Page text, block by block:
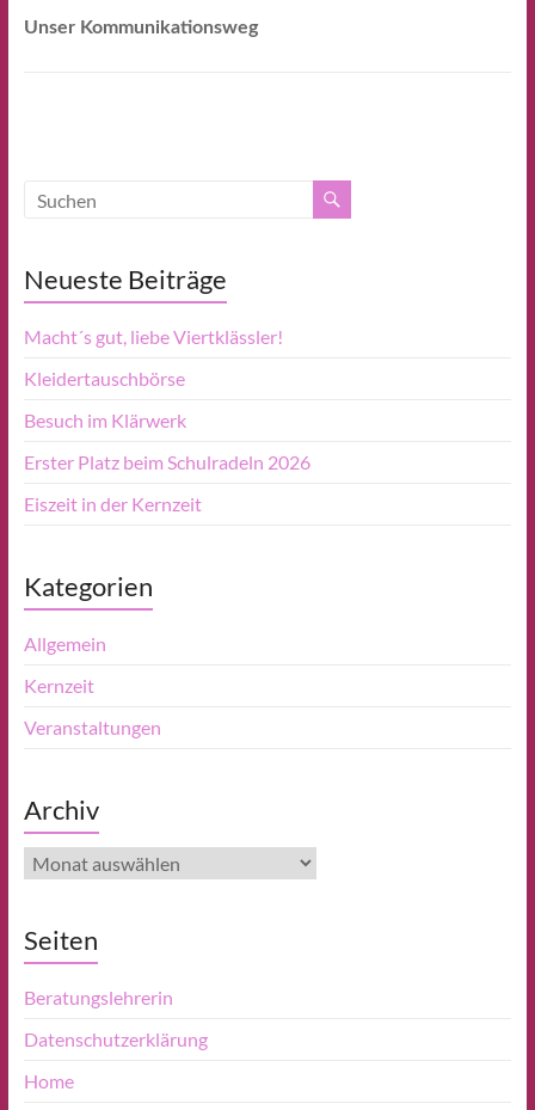
Unser Kommunikationsweg
Neueste Beiträge
Macht´s gut, liebe Viertklässler!
Kleidertauschbörse
Besuch im Klärwerk
Erster Platz beim Schulradeln 2026
Eiszeit in der Kernzeit
Kategorien
Allgemein
Kernzeit
Veranstaltungen
Archiv
Archiv
Seiten
Beratungslehrerin
Datenschutzerklärung
Home